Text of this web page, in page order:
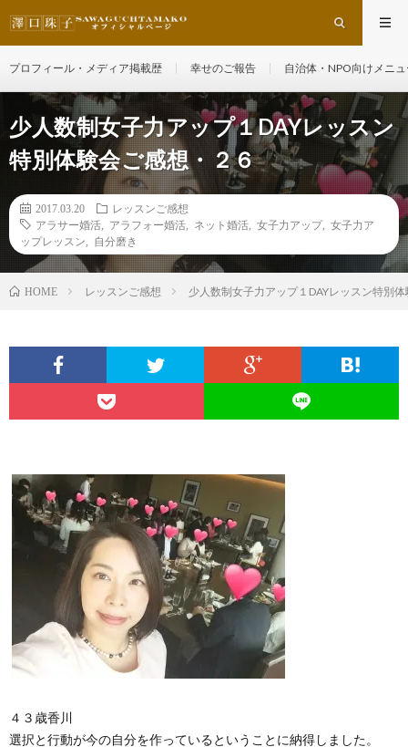
プロフィール・メディア掲載歴 幸せのご報告 自治体・NPO向けメニ
少人数制女子力アップ１DAYレッスン
特別体験会ご感想・２６
2017.03.20
レッスンご感想
アラサー婚活
アラフォー婚活 ネット婚活 女子力アップ, 女子力ア
ップレッスン
自分磨き
HOME レッスンご感想 少人数制女子力アップ１DAYレッスン特別
４３歳香川
選択と行動が今の自分を作っているということに納得しました。